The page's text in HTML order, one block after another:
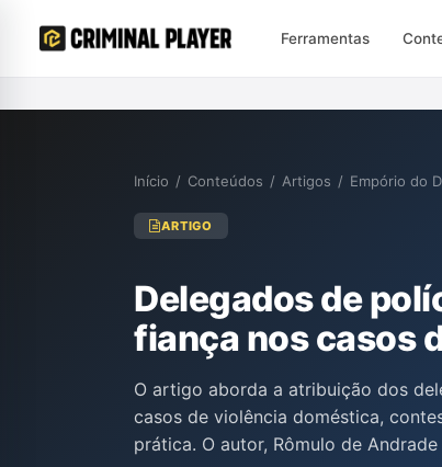
Ferramentas
Início / Conteúdos / Artigos / Empório do
ARTIGO
Delegados de
fiança nos casos
O artigo aborda a atribuição dos
casos de violência doméstica,
prática. O autor, Rômulo de